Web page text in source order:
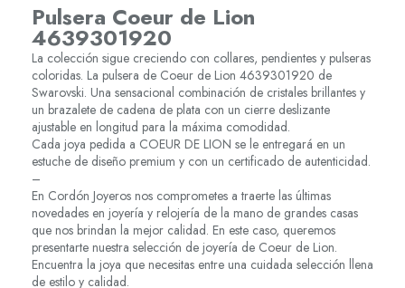
Pulsera Coeur de Lion
4639301920
La colección sigue creciendo con collares, pendientes y pulseras
coloridas. La pulsera de Coeur de Lion 4639301920 de
Swarovski. Una sensacional combinación de cristales brillantes y
un brazalete de cadena de plata con un cierre deslizante
ajustable en longitud para la máxima comodidad.
Cada joya pedida a COEUR DE LION se le entregará en un
estuche de diseño premium y con un certificado de autenticidad.
–
En Cordón Joyeros nos comprometes a traerte las últimas
novedades en joyería y relojería de la mano de grandes casas
que nos brindan la mejor calidad. En este caso, queremos
presentarte nuestra selección de joyería de Coeur de Lion.
Encuentra la joya que necesitas entre una cuidada selección llena
de estilo y calidad.